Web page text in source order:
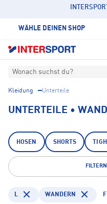
WÄHLE DEINEN SHOP
Wonach suchst du?
Kleidung Unterteile
UNTERTEILE •
HOSEN SHORTS
L WANDERN